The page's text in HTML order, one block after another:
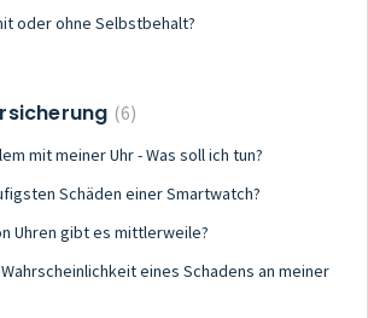
oder ohne Selbstbehalt?
6
mit meiner Uhr - Was soll ich tun?
Schäden einer Smartwatch?
Uhren gibt es mittlerweile?
eines Schadens an meiner